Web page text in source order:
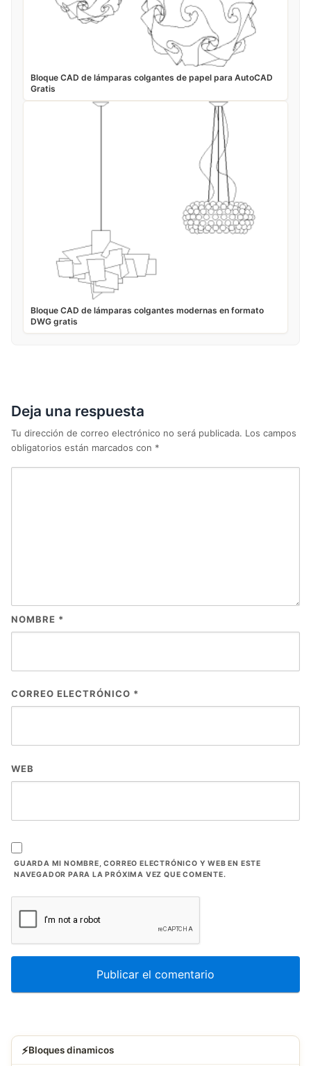
Bloque CAD de lámparas colgantes de papel para AutoCAD
Gratis
Bloque CAD de lámparas colgantes modernas en formato
DWG gratis
Deja una respuesta
Tu dirección de correo electrónico no será publicada. Los campos
obligatorios están marcados con *
NOMBRE *
CORREO ELECTRÓNICO *
WEB
GUARDA MI NOMBRE, CORREO ELECTRÓNICO Y WEB EN ESTE
NAVEGADOR PARA LA PRÓXIMA VEZ QUE COMENTE.
⚡Bloques dinamicos